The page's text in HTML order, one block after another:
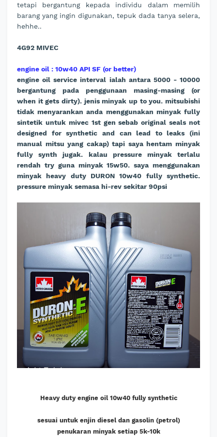
tetapi bergantung kepada individu dalam memilih
barang yang ingin digunakan, tepuk dada tanya selera,
hehhe..
4G92 MIVEC
engine oil : 10w40 API SF (or better)
engine oil service interval ialah antara 5000 - 10000
bergantung pada penggunaan masing-masing (or
when it gets dirty). jenis minyak up to you. mitsubishi
tidak menyarankan anda menggunakan minyak fully
sintetik untuk mivec 1st gen sebab original seals not
designed for synthetic and can lead to leaks (ini
manual mitsu yang cakap) tapi saya hentam minyak
fully synth jugak. kalau pressure minyak terlalu
rendah try guna minyak 15w50. saya menggunakan
minyak heavy duty DURON 10w40 fully synthetic.
pressure minyak semasa hi-rev sekitar 90psi
Heavy duty engine oil 10w40 fully synthetic
sesuai untuk enjin diesel dan gasolin (petrol)
penukaran minyak setiap 5k-10k